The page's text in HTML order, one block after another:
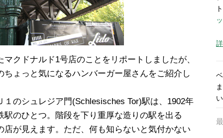
クドナルド1号店のことをリポートしましたが、
ょっと気になるハンバーガー屋さんをご紹介し
のシュレジア門(Schlesisches Tor)駅は、1902年
のひとつ。階段を下り重厚な造りの駅を出る
が見えます。ただ、何も知らないと気付かない